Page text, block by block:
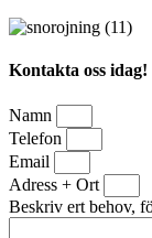
Kontakta oss idag!
Namn
Telefon
Email
Adress + Ort
Beskriv ert behov,